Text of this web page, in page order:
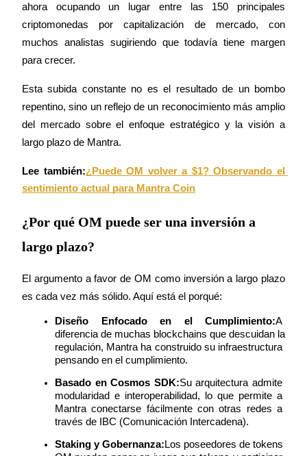
Launchpool
Participación flexible para ganar tokens populares
Inversiones exclusivas para titulares de BTR
Préstamos
Servicio de préstamos respaldado por criptomonedas
ahora ocupando un lugar entre las 150 principales
criptomonedas por capitalización de mercado, con
muchos analistas sugiriendo que todavía tiene margen
para crecer.
Esta subida constante no es el resultado de un bombo
repentino, sino un reflejo de un reconocimiento más amplio
del mercado sobre el enfoque estratégico y la visión a
largo plazo de Mantra.
Lee también:¿Puede OM volver a $1? Observando el
sentimiento actual para Mantra Coin
¿Por qué OM puede ser una inversión a
largo plazo?
El argumento a favor de OM como inversión a largo plazo
es cada vez más sólido. Aquí está el porqué:
Diseño Enfocado en el Cumplimiento:A
diferencia de muchas blockchains que descuidan la
regulación, Mantra ha construido su infraestructura
pensando en el cumplimiento.
Basado en Cosmos SDK:Su arquitectura admite
modularidad e interoperabilidad, lo que permite a
Mantra conectarse fácilmente con otras redes a
través de IBC (Comunicación Intercadena).
Staking y Gobernanza:Los poseedores de tokens